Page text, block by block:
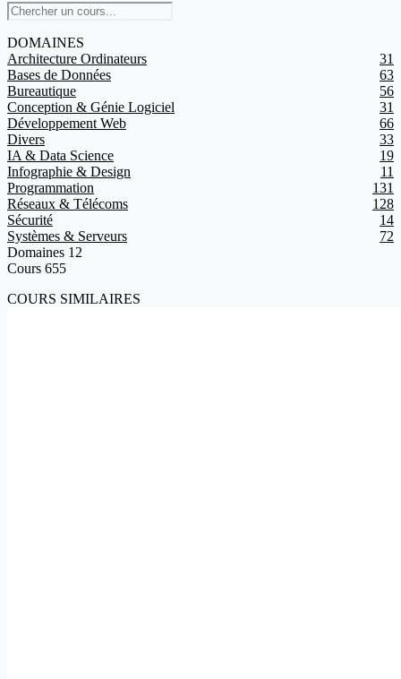
DOMAINES
Architecture Ordinateurs
31
Bases de Données
63
Bureautique
56
Conception & Génie Logiciel
31
Développement Web
66
Divers
33
IA & Data Science
19
Infographie & Design
11
Programmation
131
Réseaux & Télécoms
128
Sécurité
14
Systèmes & Serveurs
72
Domaines 12
Cours 655
COURS SIMILAIRES